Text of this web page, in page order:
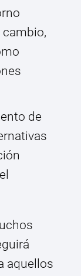
de
aquellos